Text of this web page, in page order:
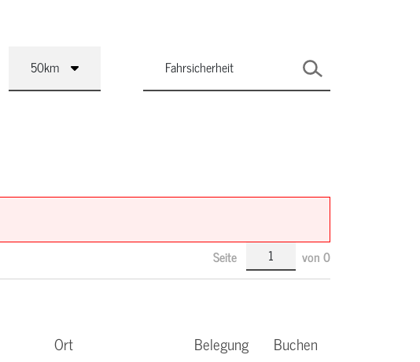
Seite von0
Ort Belegung Buchen